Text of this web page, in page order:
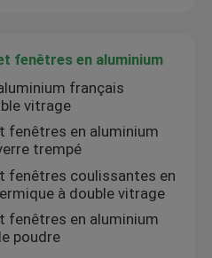
de bord
fenêtres en aluminium
français
vitrage
fenêtres en aluminium
trempé
fenêtres coulissantes en
à double vitrage
fenêtres en aluminium
poudre